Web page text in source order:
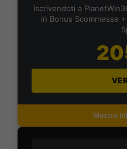
Iscrivendoti a
in Bonus Scommesse
Mostra